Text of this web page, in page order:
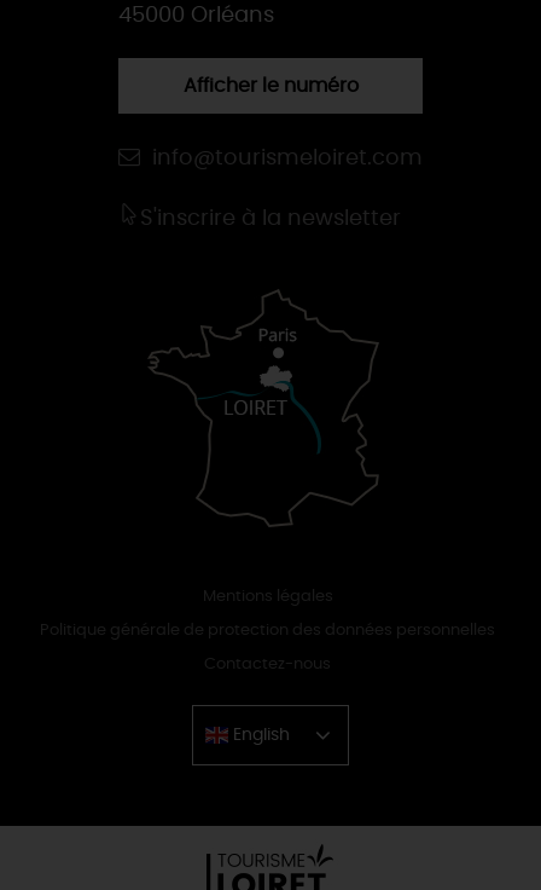
45000 Orléans
Afficher le numéro
info@tourismeloiret.com
S'inscrire à la newsletter
Mentions légales
Politique générale de protection des données personnelles
Contactez-nous
English
Chinese